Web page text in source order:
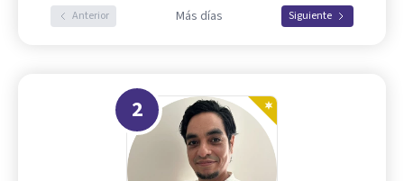
Anterior Más días Siguiente
2